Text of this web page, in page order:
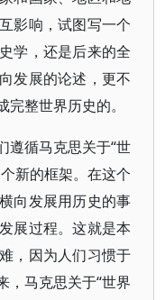
影响，试图写一个
学，还是后来的全
发展的论述，更不
整世界历史的。
遵循马克思关于“世
新的框架。在这个
向发展用历史的事
展过程。这就是本
，因为人们习惯于
，马克思关于“世界